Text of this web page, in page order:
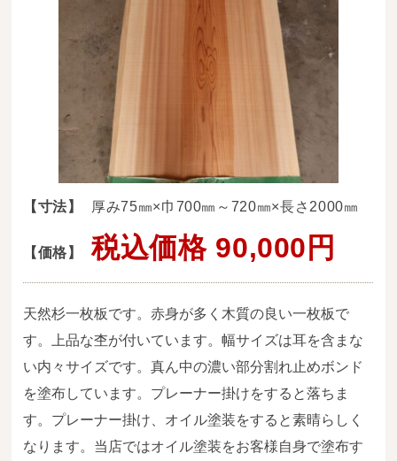
お買い物の流れ
送料・お支払い方法について
ご注文前の注意点
Attention
before ordering
一枚板を直販できる店
オイル塗装の
メンテナンスについて
オーダー加工について
当店の考え方
広葉樹一枚板
【寸法】 厚み75㎜×巾700㎜～720㎜×長さ2000㎜
【価格】 税込価格 90,000円
天然杉一枚板です。赤身が多く木質の良い一枚板で
す。上品な杢が付いています。幅サイズは耳を含まな
い内々サイズです。真ん中の濃い部分割れ止めボンド
を塗布しています。プレーナー掛けをすると落ちま
す。プレーナー掛け、オイル塗装をすると素晴らしく
なります。当店ではオイル塗装をお客様自身で塗布す